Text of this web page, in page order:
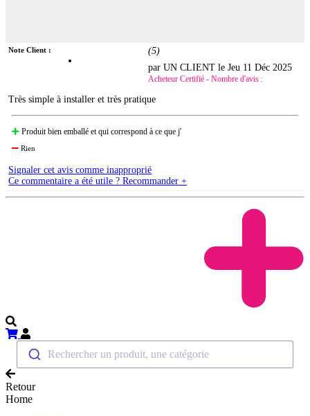
Note Client : (5)
par UN CLIENT leJeu 11 Déc 2025
Acheteur Certifié - Nombre d'avis :
Très simple à installer et très pratique
Produit bien emballé et qui correspond à ce que j'
Rien
Signaler cet avis comme inapproprié
Ce commentaire a été utile ? Recommander +
Rechercher un produit, une catégorie
Retour
Home